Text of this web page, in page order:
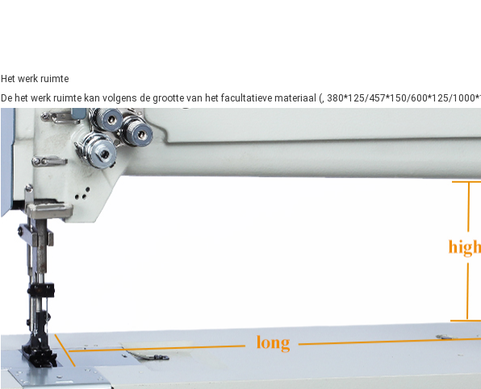
Het werk ruimte
De het werk ruimte kan volgens de grootte van het facultatieve materiaal (, 380*125/457*150/600*125/